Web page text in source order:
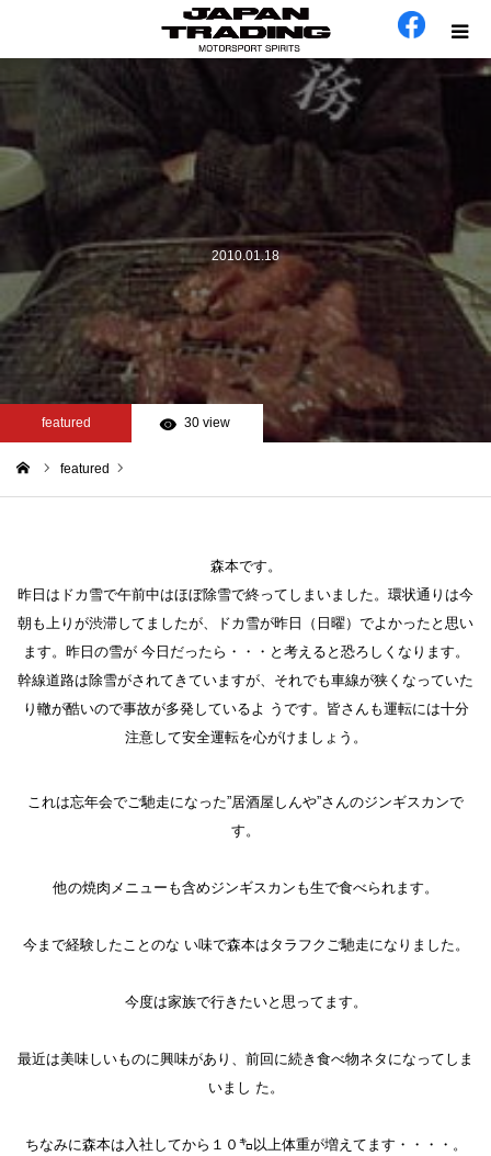
2010.01.18
featured 30 view
featured
森本です。
昨日はドカ雪で午前中はほぼ除雪で終ってしまいました。環状通りは今
朝も上りが渋滞してましたが、ドカ雪が昨日（日曜）でよかったと思い
ます。昨日の雪が 今日だったら・・・と考えると恐ろしくなります。
幹線道路は除雪がされてきていますが、それでも車線が狭くなっていた
り轍が酷いので事故が多発しているよ うです。皆さんも運転には十分
注意して安全運転を心がけましょう。
これは忘年会でご馳走になった”居酒屋しんや”さんのジンギスカンで
す。
他の焼肉メニューも含めジンギスカンも生で食べられます。
今まで経験したことのな い味で森本はタラフクご馳走になりました。
今度は家族で行きたいと思ってます。
最近は美味しいものに興味があり、前回に続き食べ物ネタになってしま
いまし た。
ちなみに森本は入社してから１０㌔以上体重が増えてます・・・・。
ホーム
在庫車
カテゴリー
工場日誌
お問い合わせ